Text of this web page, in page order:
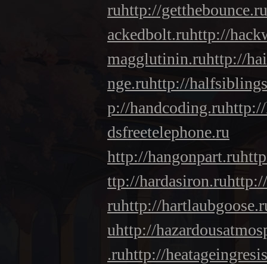
ruhttp://getthebounce.ru
ackedbolt.ruhttp://
magglutinin.ruhttp://
nge.ruhttp://
p://handcoding.ruhttp://
dsfreetelephone.ru
http://hangonpart.ru
ttp://hardasiron.ru
ruhttp://
uhttp://
.ruhttp://